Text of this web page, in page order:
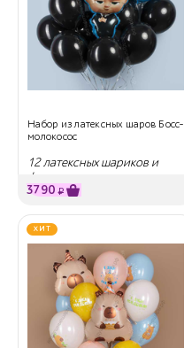
Набор из латексных шаров Босс-
молокосос
12 латексных шариков и
фигура
3790 ₽
ХИТ